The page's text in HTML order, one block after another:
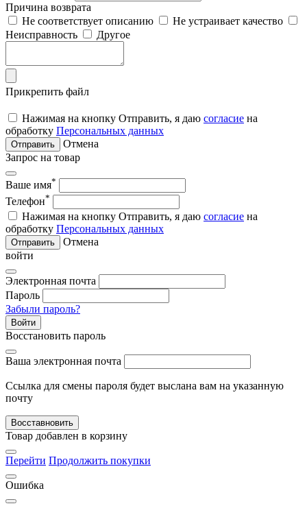
Причина возврата
Не соответствует описанию
Не устраивает качество
Неисправность
Другое
Прикрепить файл
Нажимая на кнопку Отправить, я даю согласие на
обработку Персональных данных
Отправить
Отмена
Запрос на товар
Ваше имя*
Телефон*
Нажимая на кнопку Отправить, я даю согласие на
обработку Персональных данных
Отправить
Отмена
войти
Электронная почта
Пароль
Забыли пароль?
Войти
Восстановить пароль
Ваша электронная почта
Ссылка для смены пароля будет выслана вам на указанную
почту
Восставновить
Товар добавлен в корзину
Перейти Продолжить покупки
Ошибка